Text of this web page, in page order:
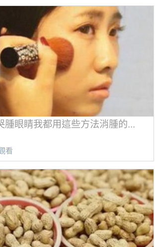
腫眼睛我都用這些方法消腫的...
看